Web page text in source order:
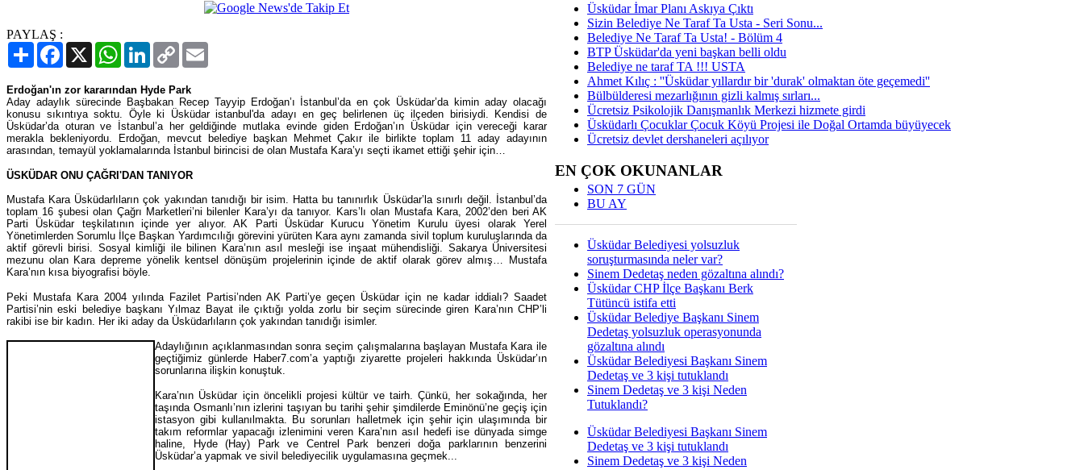
PAYLAŞ :
PaylaşFacebook
X WhatsAppLinkedIn
Copy
Link
Erdoğan'ın zor kararından Hyde Park
Aday adaylık sürecinde Başbakan Recep Tayyip Erdoğan’ı İstanbul’da en çok Üsküdar’da kimin aday olacağı
konusu sıkıntıya soktu. Öyle ki Üsküdar istanbul'da adayı en geç belirlenen üç ilçeden birisiydi. Kendisi de
Üsküdar’da oturan ve İstanbul’a her geldiğinde mutlaka evinde giden Erdoğan’ın Üsküdar için vereceği karar
merakla bekleniyordu. Erdoğan, mevcut belediye başkan Mehmet Çakır ile birlikte toplam 11 aday adayının
arasından, temayül yoklamalarında İstanbul birincisi de olan Mustafa Kara’yı seçti ikamet ettiği şehir için…
ÜSKÜDAR ONU ÇAĞRI'DAN TANIYOR
Mustafa Kara Üsküdarlıların çok yakından tanıdığı bir isim. Hatta bu tanınırlık Üsküdar’la sınırlı değil. İstanbul’da
toplam 16 şubesi olan Çağrı Marketleri’ni bilenler Kara’yı da tanıyor. Kars’lı olan Mustafa Kara, 2002’den beri AK
Parti Üsküdar teşkilatının içinde yer alıyor. AK Parti Üsküdar Kurucu Yönetim Kurulu üyesi olarak Yerel
Yönetimlerden Sorumlu İlçe Başkan Yardımcılığı görevini yürüten Kara aynı zamanda sivil toplum kuruluşlarında da
aktif görevli birisi. Sosyal kimliği ile bilinen Kara’nın asıl mesleği ise inşaat mühendisliği. Sakarya Üniversitesi
mezunu olan Kara depreme yönelik kentsel dönüşüm projelerinin içinde de aktif olarak görev almış… Mustafa
Kara’nın kısa biyografisi böyle.
Peki Mustafa Kara 2004 yılında Fazilet Partisi’nden AK Parti’ye geçen Üsküdar için ne kadar iddialı? Saadet
Partisi’nin eski belediye başkanı Yılmaz Bayat ile çıktığı yolda zorlu bir seçim sürecinde giren Kara’nın CHP’li
rakibi ise bir kadın. Her iki aday da Üsküdarlıların çok yakından tanıdığı isimler.
Adaylığının açıklanmasından sonra seçim çalışmalarına başlayan Mustafa Kara ile
geçtiğimiz günlerde Haber7.com’a yaptığı ziyarette projeleri hakkında Üsküdar’ın
sorunlarına ilişkin konuştuk.
Kara’nın Üsküdar için öncelikli projesi kültür ve tairh. Çünkü, her sokağında, her
taşında Osmanlı’nın izlerini taşıyan bu tarihi şehir şimdilerde Eminönü’ne geçiş için
istasyon gibi kullanılmakta. Bu sorunları halletmek için şehir için ulaşımında bir
takım reformlar yapacağı izlenimini veren Kara’nın asıl hedefi ise dünyada simge
haline, Hyde (Hay) Park ve Centrel Park benzeri doğa parklarının benzerini
Üsküdar’a yapmak ve sivil belediyecilik uygulamasına geçmek...
Üsküdar İmar Planı Askıya Çıktı
Sizin Belediye Ne Taraf Ta Usta - Seri Sonu...
Belediye Ne Taraf Ta Usta! - Bölüm 4
BTP Üsküdar'da yeni başkan belli oldu
Belediye ne taraf TA !!! USTA
Ahmet Kılıç : ''Üsküdar yıllardır bir 'durak' olmaktan öte geçemedi''
Bülbülderesi mezarlığının gizli kalmış sırları...
Ücretsiz Psikolojik Danışmanlık Merkezi hizmete girdi
Üsküdarlı Çocuklar Çocuk Köyü Projesi ile Doğal Ortamda büyüyecek
Ücretsiz devlet dershaneleri açılıyor
EN ÇOK OKUNANLAR
SON 7 GÜN
BU AY
Üsküdar Belediyesi yolsuzluk
soruşturmasında neler var?
Sinem Dedetaş neden gözaltına alındı?
Üsküdar CHP İlçe Başkanı Berk
Tütüncü istifa etti
Üsküdar Belediye Başkanı Sinem
Dedetaş yolsuzluk operasyonunda
gözaltına alındı
Üsküdar Belediyesi Başkanı Sinem
Dedetaş ve 3 kişi tutuklandı
Sinem Dedetaş ve 3 kişi Neden
Tutuklandı?
Üsküdar Belediyesi Başkanı Sinem
Dedetaş ve 3 kişi tutuklandı
Sinem Dedetaş ve 3 kişi Neden